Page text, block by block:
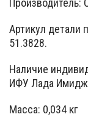
Производитель:
Артикул детали
51.3828.
Наличие
ИФУ Лада
Масса: 0,034 кг